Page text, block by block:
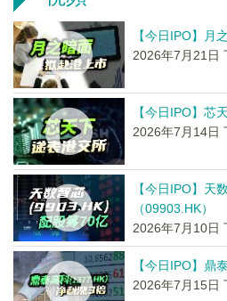
【今日IPO】月
2026年7月21日
【今日IPO】芯
2026年7月14日
【今日IPO】天
（09903.HK）
2026年7月10日
【今日IPO】鼎
2026年7月15日